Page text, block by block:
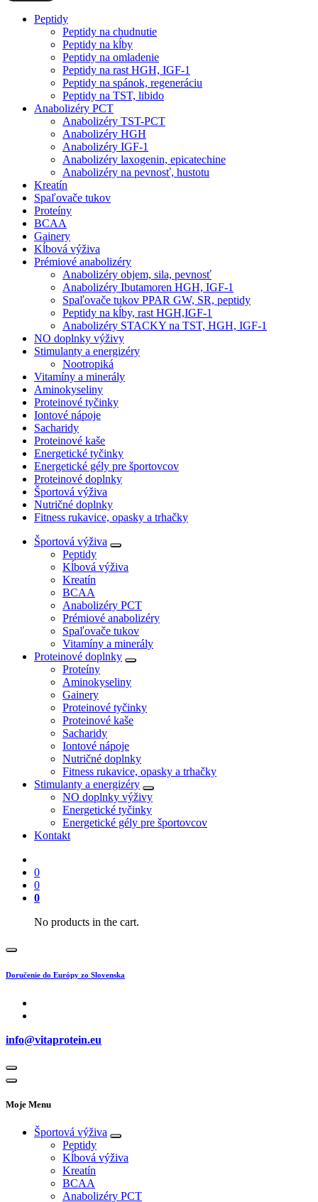
Peptidy
Peptidy na chudnutie
Peptidy na kĺby
Peptidy na omladenie
Peptidy na rast HGH, IGF-1
Peptidy na spánok, regeneráciu
Peptidy na TST, libido
Anabolizéry PCT
Anabolizéry TST-PCT
Anabolizéry HGH
Anabolizéry IGF-1
Anabolizéry laxogenin, epicatechine
Anabolizéry na pevnosť, hustotu
Kreatín
Spaľovače tukov
Proteíny
BCAA
Gainery
Kĺbová výživa
Prémiové anabolizéry
Anabolizéry objem, sila, pevnosť
Anabolizéry Ibutamoren HGH, IGF-1
Spaľovače tukov PPAR GW, SR, peptidy
Peptidy na kĺby, rast HGH,IGF-1
Anabolizéry STACKY na TST, HGH, IGF-1
NO doplnky výživy
Stimulanty a energizéry
Nootropiká
Vitamíny a minerály
Aminokyseliny
Proteinové tyčinky
Iontové nápoje
Sacharidy
Proteinové kaše
Energetické tyčinky
Energetické gély pre športovcov
Proteinové doplnky
Športová výživa
Nutričné doplnky
Fitness rukavice, opasky a trhačky
Športová výživa
Peptidy
Kĺbová výživa
Kreatín
BCAA
Anabolizéry PCT
Prémiové anabolizéry
Spaľovače tukov
Vitamíny a minerály
Proteinové doplnky
Proteíny
Aminokyseliny
Gainery
Proteinové tyčinky
Proteinové kaše
Sacharidy
Iontové nápoje
Nutričné doplnky
Fitness rukavice, opasky a trhačky
Stimulanty a energizéry
NO doplnky výživy
Energetické tyčinky
Energetické gély pre športovcov
Kontakt
0
0
0
No products in the cart.
Doručenie do Európy zo Slovenska
info@vitaprotein.eu
Moje Menu
Športová výživa
Peptidy
Kĺbová výživa
Kreatín
BCAA
Anabolizéry PCT